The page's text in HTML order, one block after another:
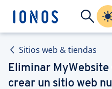
Sitios web & tiendas
Eliminar
crear un sitio web